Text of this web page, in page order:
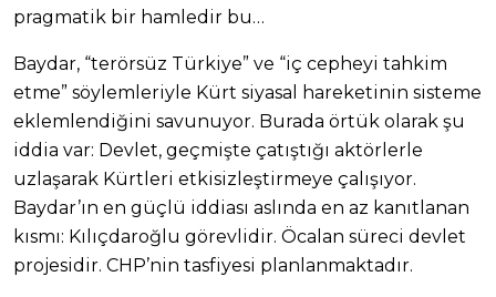
pragmatik bir hamledir bu…
Baydar, “terörsüz Türkiye” ve “iç cepheyi tahkim
etme” söylemleriyle Kürt siyasal hareketinin sisteme
eklemlendiğini savunuyor. Burada örtük olarak şu
iddia var: Devlet, geçmişte çatıştığı aktörlerle
uzlaşarak Kürtleri etkisizleştirmeye çalışıyor.
Baydar’ın en güçlü iddiası aslında en az kanıtlanan
kısmı: Kılıçdaroğlu görevlidir. Öcalan süreci devlet
projesidir. CHP’nin tasfiyesi planlanmaktadır.